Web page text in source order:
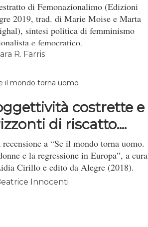
di Femonazionalimo (Edizioni
2019, trad. di Marie Moise e Marta
sintesi politica di femminismo
e femocratico.
R. Farris
costrette e
di riscatto....
recensione a “Se il mondo torna uomo.
e la regressione in Europa”, a cura
Cirillo e edito da Alegre (2018).
Innocenti